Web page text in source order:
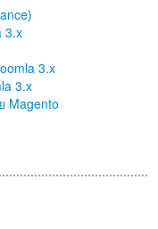
3.x
3.x
3.x
Magento